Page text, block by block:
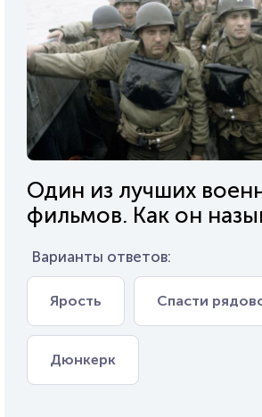
Один из лучших
фильмов. Как он
Варианты ответов:
Ярость Спасти
Дюнкерк